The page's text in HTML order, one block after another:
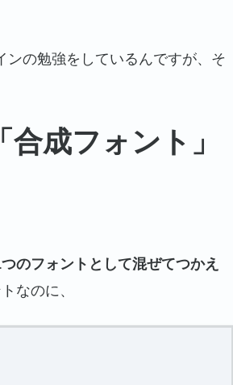
ンの勉強をしているんですが、そ
成フォント」
のフォントとして混ぜてつかえ
なのに、